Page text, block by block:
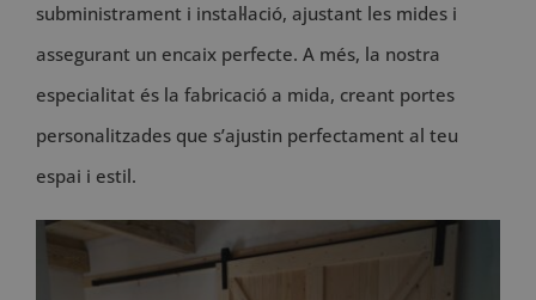
subministrament i instal·lació, ajustant les mides i
assegurant un encaix perfecte. A més, la nostra
especialitat és la fabricació a mida, creant portes
personalitzades que s’ajustin perfectament al teu
espai i estil.